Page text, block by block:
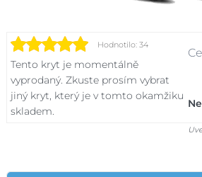
Hodnotilo: 34
Tento kryt je momentálně
vyprodaný. Zkuste prosím vybrat
jiný kryt, který je v tomto okamžiku
skladem.